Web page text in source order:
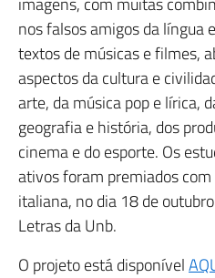
nos falsos amigos da língua
textos de músicas e filmes,
aspectos da cultura e
arte, da música pop e lírica,
geografia e história, dos
cinema e do esporte. Os
ativos foram premiados
italiana, no dia 18 de
Letras da Unb.
O projeto está disponível